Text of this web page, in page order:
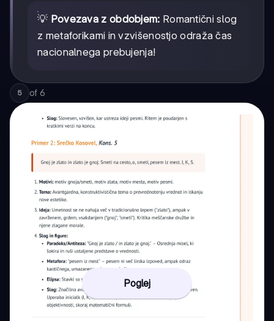
💡 Povezava z obdobjem: Romantični slog
z metaforikami in vzvišenostjo odraža čas
nacionalnega prebujenja!
5 of 6
Poglej